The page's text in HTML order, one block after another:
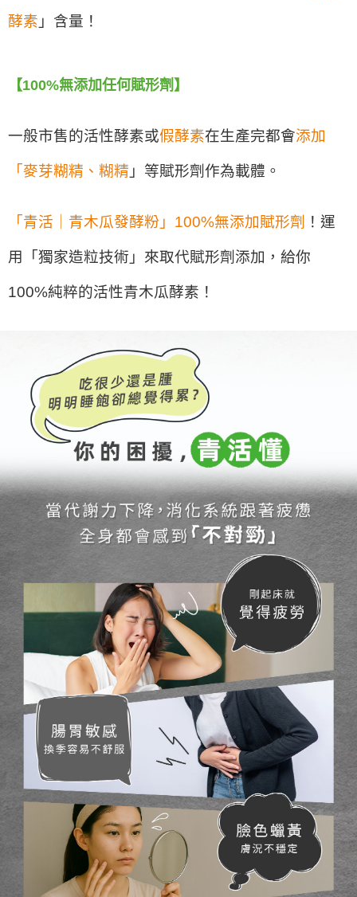
酵素 」含量！
【100%無添加任何賦形劑】
一般市售的活性酵素或假酵素在生產完都會添加
「麥芽糊精、糊精 」等賦形劑作為載體。
「青活｜青木瓜發酵粉」100%無添加賦形劑 ！運
用「獨家造粒技術」來取代賦形劑添加，給你
100%純粹的活性青木瓜酵素！